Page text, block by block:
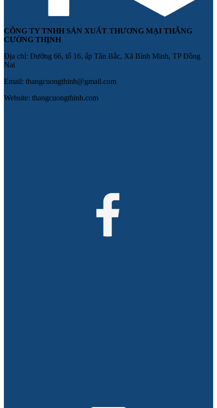
CÔNG TY TNHH SẢN XUẤT THƯƠNG MẠI THẮNG
CƯỜNG THỊNH
Địa chỉ: Đường 66, tổ 16, ấp Tân Bắc, Xã Bình Minh, TP Đồng
Nai
Email: thangcuongthinh@gmail.com
Website: thangcuongthinh.com